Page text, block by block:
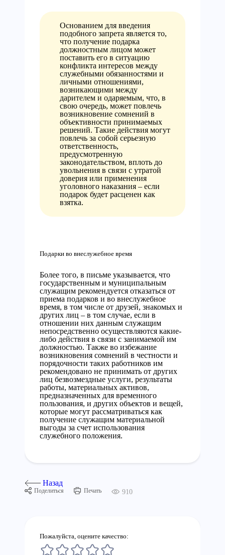
Основанием для введения
подобного запрета является то,
что получение подарка
должностным лицом может
поставить его в ситуацию
конфликта интересов между
служебными обязанностями и
личными отношениями,
возникающими между
дарителем и одаряемым, что, в
свою очередь, может повлечь
возникновение сомнений в
объективности принимаемых
решений. Такие действия могут
повлечь за собой серьезную
ответственность,
предусмотренную
законодательством, вплоть до
увольнения в связи с утратой
доверия или применения
уголовного наказания – если
подарок будет расценен как
взятка.
Подарки во внеслужебное время
Более того, в письме указывается, что
государственным и муниципальным
служащим рекомендуется отказаться от
приема подарков и во внеслужебное
время, в том числе от друзей, знакомых и
других лиц – в том случае, если в
отношении них данным служащим
непосредственно осуществляются какие-
либо действия в связи с занимаемой им
должностью. Также во избежание
возникновения сомнений в честности и
порядочности таких работников им
рекомендовано не принимать от других
лиц безвозмездные услуги, результаты
работы, материальных активов,
предназначенных для временного
пользования, и других объектов и вещей,
которые могут рассматриваться как
получение служащим материальной
выгоды за счет использования
служебного положения.
Назад
Поделиться Печать 910
Пожалуйста, оцените качество: